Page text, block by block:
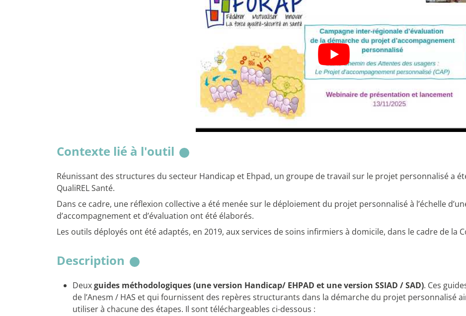
Contexte lié à l'outil
Réunissant des structures du secteur Handicap et Ehpad, un groupe de travail sur le projet personnalisé a
QualiREL Santé.
Dans ce cadre, une réflexion collective a été menée sur le déploiement du projet personnalisé à l’échelle
d’accompagnement et d’évaluation ont été élaborés.
Les outils déployés ont été adaptés, en 2019, aux services de soins infirmiers à domicile, dans le cadre de la
Description
Deuxguides méthodologiques (une version Handicap/ EHPAD et une version SSIAD / SAD). Ces
de l’Anesm / HAS et qui fournissent des repères structurants dans la démarche du projet personnalisé
utiliser à chacune des étapes. Il sont téléchargeables ci-dessous :